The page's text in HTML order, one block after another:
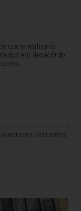
quem realizá-lo.
em desacordo
restantes.